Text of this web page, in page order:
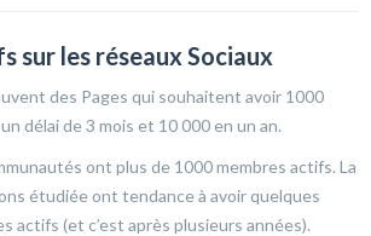
sur les réseaux Sociaux
des Pages qui souhaitent avoir 1000
délai de 3 mois et 10 000 en un an.
ont plus de 1000 membres actifs. La
étudiée ont tendance à avoir quelques
actifs (et c’est après plusieurs années).